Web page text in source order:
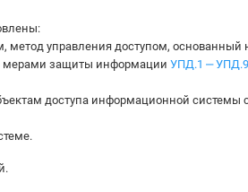
управления доступом, основанный
мерами защиты информации УПД.1 ‒ УПД.9
доступа информационной системы